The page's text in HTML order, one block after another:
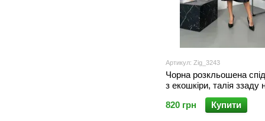
Артикул: Zig_3243
Чорна розкльошена
з екошкіри, талія ззаду
резинці, 42/46
820 грн
Купити